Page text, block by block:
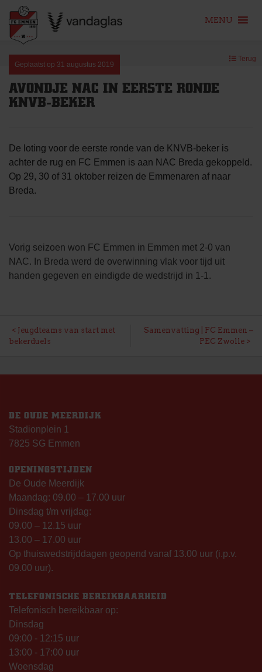
content
MENU
Geplaatst op 31 augustus 2019
Terug
AVONDJE NAC IN EERSTE RONDE
KNVB-BEKER
De loting voor de eerste ronde van de KNVB-beker is
achter de rug en FC Emmen is aan NAC Breda gekoppeld.
Op 29, 30 of 31 oktober reizen de Emmenaren af naar
Breda.
Vorig seizoen won FC Emmen in Emmen met 2-0 van
NAC. In Breda werd de overwinning vlak voor tijd uit
handen gegeven en eindigde de wedstrijd in 1-1.
BERICHT
Jeugdteams van start met
bekerduels
Samenvatting | FC Emmen –
PEC Zwolle
DE OUDE MEERDIJK
Stadionplein 1
7825 SG Emmen
OPENINGSTIJDEN
De Oude Meerdijk
Maandag: 09.00 – 17.00 uur
Dinsdag t/m vrijdag:
09.00 – 12.15 uur
13.00 – 17.00 uur
Op thuiswedstrijddagen geopend vanaf 13.00 uur (i.p.v.
09.00 uur).
TELEFONISCHE BEREIKBAARHEID
Telefonisch bereikbaar op:
Dinsdag
09:00 - 12:15 uur
13:00 - 17:00 uur
Woensdag